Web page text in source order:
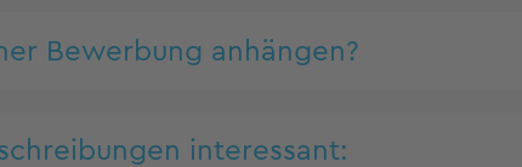
Bewerbung anhängen?
interessant: